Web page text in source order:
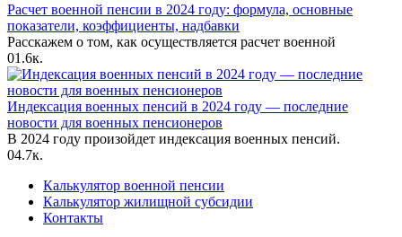
Расчет военной пенсии в 2024 году: формула, основные
показатели, коэффициенты, надбавки
Расскажем о том, как осуществляется расчет военной
01.6к.
Индексация военных пенсий в 2024 году — последние
новости для военных пенсионеров
В 2024 году произойдет индексация военных пенсий.
04.7к.
Калькулятор военной пенсии
Калькулятор жилищной субсидии
Контакты